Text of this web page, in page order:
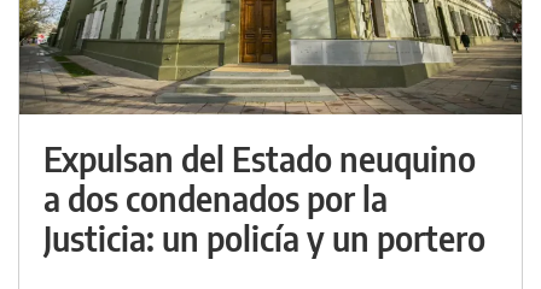
Expulsan del Estado neuquino
a dos condenados por la
Justicia: un policía y un portero